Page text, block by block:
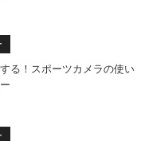
る！スポーツカメラの使い